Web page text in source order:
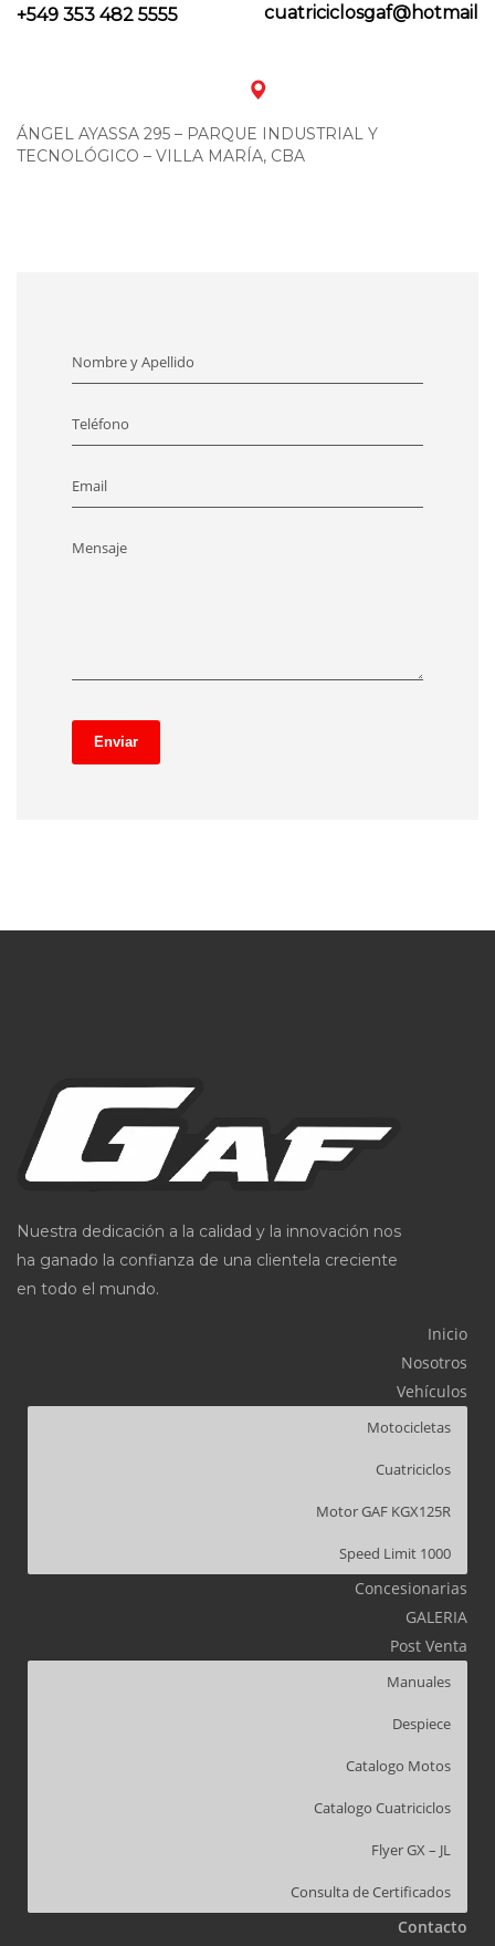
+549 353 482 5555
ÁNGEL AYASSA 295 – PARQUE INDUSTRIAL Y
TECNOLÓGICO – VILLA MARÍA, CBA
Nombre y Apellido
Teléfono
Email
Mensaje
Enviar
Nuestra dedicación a la calidad y la innovación nos
ha ganado la confianza de una clientela creciente
en todo el mundo.
Inicio
Nosotros
Vehículos
Motocicletas
Cuatriciclos
Motor GAF KGX125R
Speed Limit 1000
Concesionarias
GALERIA
Post Venta
Manuales
Despiece
Catalogo Motos
Catalogo Cuatriciclos
Flyer GX – JL
Consulta de Certificados
Contacto